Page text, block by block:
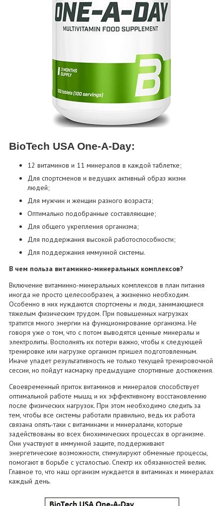
BioTech USA One-A-Day:
12 витаминов и 11 минералов в каждой таблетке;
Для спортсменов и ведущих активный образ жизни
людей;
Для мужчин и женщин разного возраста;
Оптимально подобранные составляющие;
Для общего укрепления организма;
Для поддержания высокой работоспособности;
Для поддержания иммунной системы.
В чем польза витаминно-минеральных комплексов?
Включение витаминно-минеральных комплексов в план питания
иногда не просто целесообразен, а жизненно необходим.
Особенно в них нуждаются спортсмены и люди, занимающиеся
тяжелым физическим трудом. При повышенных нагрузках
тратится много энергии на функционирование организма. Не
говоря уже о том, что с потом выводятся ценные минералы и
электролиты. Восполнять их потери важно, чтобы к следующей
тренировке или нагрузке организм пришел подготовленным.
Иначе упадет результативность не только текущей тренировочной
сессии, но пойдут насмарку предыдущие спортивные достижения.
Своевременный приток витаминов и минералов способствует
оптимальной работе мышц и их эффективному восстановлению
после физических нагрузок. При этом необходимо следить за
тем, чтобы все системы работали правильно, ведь их работа
связана опять-таки с витаминами и минералами, которые
задействованы во всех биохимических процессах в организме.
Они участвуют в иммунной защите, поддерживают
энергетические возможности, стимулируют обменные процессы,
помогают в борьбе с усталостью. Спектр их обязанностей велик.
Главное то, что наш организм нуждается в витаминах и минералах
каждый день.